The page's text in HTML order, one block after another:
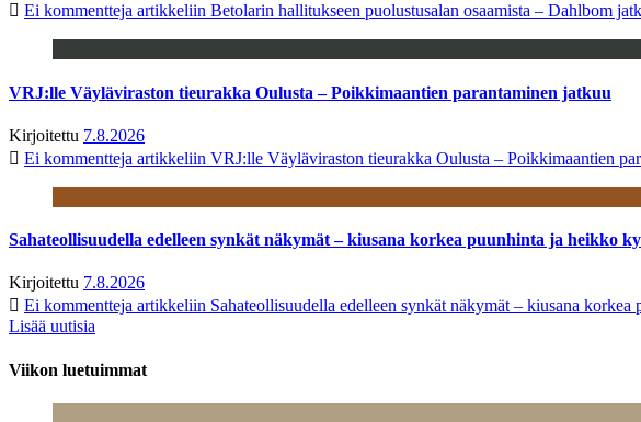
Ei kommentteja artikkeliin Betolarin hallitukseen puolustusalan osaamista – Dahlbom
VRJ:lle Väyläviraston tieurakka Oulusta – Poikkimaantien parantaminen jatkuu
Kirjoitettu 7.8.2026
Ei kommentteja artikkeliin VRJ:lle Väyläviraston tieurakka Oulusta – Poikkimaantien
Sahateollisuudella edelleen synkät näkymät – kiusana korkea puunhinta ja heikko
Kirjoitettu 7.8.2026
Ei kommentteja artikkeliin Sahateollisuudella edelleen synkät näkymät – kiusana korkea
Lisää uutisia
Viikon luetuimmat